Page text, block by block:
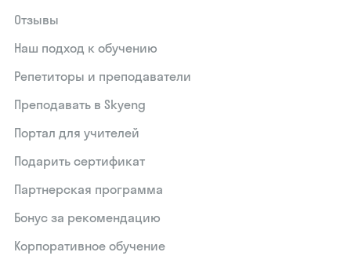
Отзывы
Наш подход к обучению
Репетиторы и преподаватели
Преподавать в Skyeng
Портал для учителей
Подарить сертификат
Партнерская программа
Бонус за рекомендацию
Корпоративное обучение